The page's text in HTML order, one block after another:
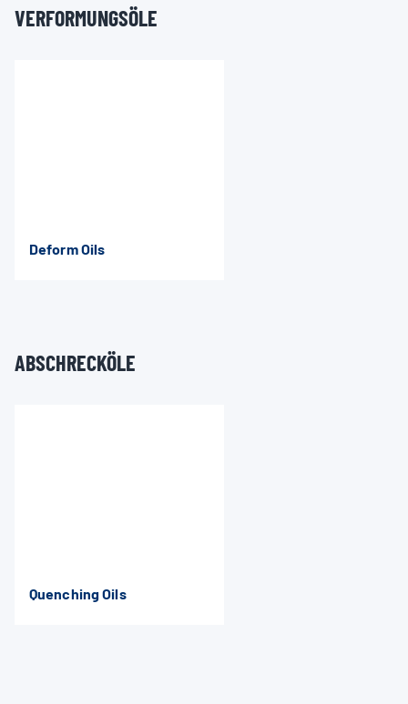
VERFORMUNGSÖLE
Deform Oils
ABSCHRECKÖLE
Quenching Oils